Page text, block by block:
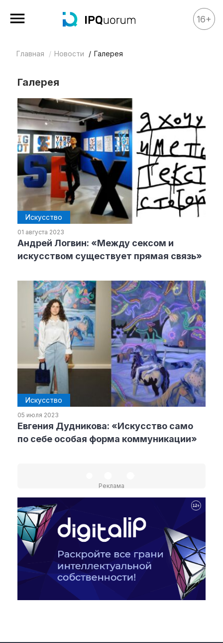
Все материалы
Legal review
События
IPQ.365
IP Stories
Квиз
О нас
Календарь
Рубрики
и креативные индустрии
Кино и театр
Искусство
Дизайн и мода
Реклама и маркетинг
Архитектура и урбанистика
Наука и технологии
Медиа
Образование
Издательское дело
Музыка
Музеи
Artists / Художники.РФ
n'RIS
Онлайн патент
Цифровой Сарафан
Смотрите нас в соцсетях и мессенджерах
16+
Главная Новости Галерея
Галерея
Искусство
01 августа 2023
Андрей Логвин: «Между сексом и
искусством существует прямая связь»
Искусство
05 июля 2023
Евгения Дудникова: «Искусство само
по себе особая форма коммуникации»
Реклама